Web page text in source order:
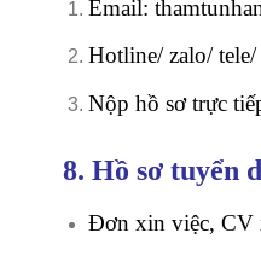
Email:
Hotline/ zalo/
Nộp hồ sơ trực
8. Hồ sơ tuyển
Đơn xin việc, CV